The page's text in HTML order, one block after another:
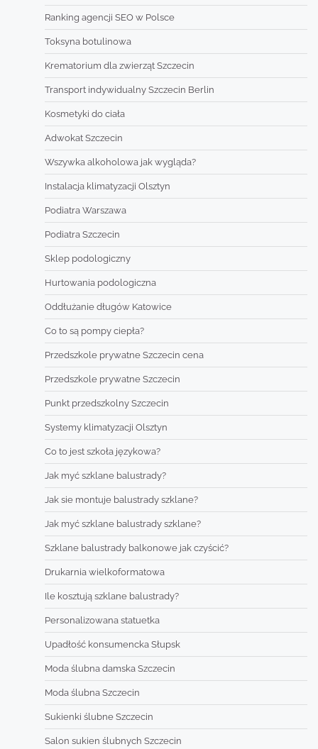
Ranking agencji SEO w Polsce
Toksyna botulinowa
Krematorium dla zwierząt Szczecin
Transport indywidualny Szczecin Berlin
Kosmetyki do ciała
Adwokat Szczecin
Wszywka alkoholowa jak wygląda?
Instalacja klimatyzacji Olsztyn
Podiatra Warszawa
Podiatra Szczecin
Sklep podologiczny
Hurtowania podologiczna
Oddłużanie długów Katowice
Co to są pompy ciepła?
Przedszkole prywatne Szczecin cena
Przedszkole prywatne Szczecin
Punkt przedszkolny Szczecin
Systemy klimatyzacji Olsztyn
Co to jest szkoła językowa?
Jak myć szklane balustrady?
Jak sie montuje balustrady szklane?
Jak myć szklane balustrady szklane?
Szklane balustrady balkonowe jak czyścić?
Drukarnia wielkoformatowa
Ile kosztują szklane balustrady?
Personalizowana statuetka
Upadłość konsumencka Słupsk
Moda ślubna damska Szczecin
Moda ślubna Szczecin
Sukienki ślubne Szczecin
Salon sukien ślubnych Szczecin